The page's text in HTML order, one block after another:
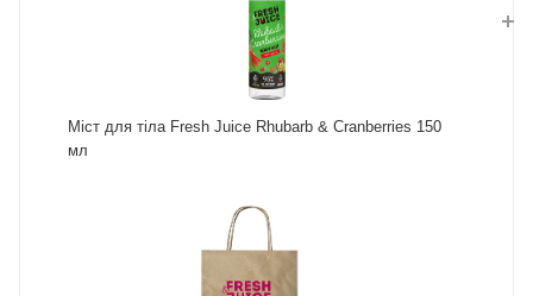
Міст для тіла Fresh Juice Rhubarb & Cranberries 150
мл